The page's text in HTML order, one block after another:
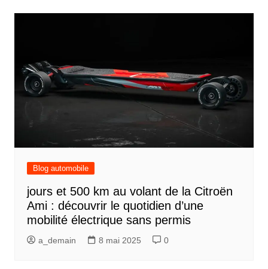
Blog automobile
jours et 500 km au volant de la Citroën
Ami : découvrir le quotidien d’une
mobilité électrique sans permis
a_demain 8 mai 2025 0